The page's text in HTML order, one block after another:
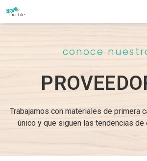
conoce
Trabajamos con materiales de primera
único y que siguen las tendencias de